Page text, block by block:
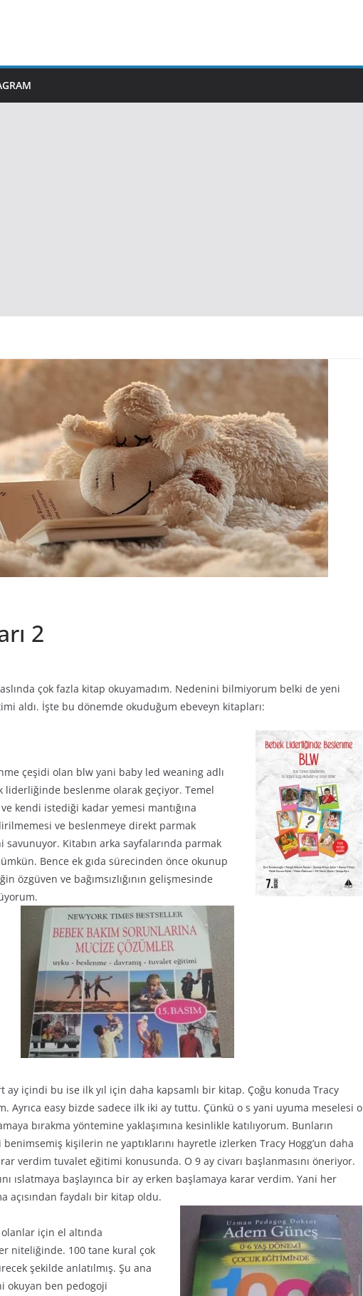
2
çok fazla kitap okuyamadım. Nedenini bilmiyorum belki de yeni
aldı. İşte bu dönemde okuduğum ebeveyn kitapları:
çeşidi olan blw yani baby led weaning adlı
liderliğinde beslenme olarak geçiyor. Temel
kendi istediği kadar yemesi mantığına
ve beslenmeye direkt parmak
savunuyor. Kitabın arka sayfalarında parmak
Bence ek gıda sürecinden önce okunup
özgüven ve bağımsızlığının gelişmesinde
içindi bu ise ilk yıl için daha kapsamlı bir kitap. Çoğu konuda Tracy
Ayrıca easy bizde sadece ilk iki ay tuttu. Çünkü o s yani uyuma meselesi o
bırakma yöntemine yaklaşımına kesinlikle katılıyorum. Bunların
kişilerin ne yaptıklarını hayretle izlerken Tracy Hogg’un daha
verdim tuvalet eğitimi konusunda. O 9 ay civarı başlanmasını öneriyor.
ıslatmaya başlayınca bir ay erken başlamaya karar verdim. Yani her
açısından faydalı bir kitap oldu.
için el altında
niteliğinde. 100 tane kural çok
şekilde anlatılmış. Şu ana
okuyan ben pedogoji